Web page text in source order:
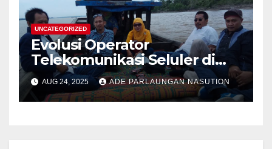
UNCATEGORIZED
Evolusi Operator
Telekomunikasi Seluler di
Indonesia: Dari Era Analog ke
Digital
AUG 24, 2025 ADE PARLAUNGAN NASUTION